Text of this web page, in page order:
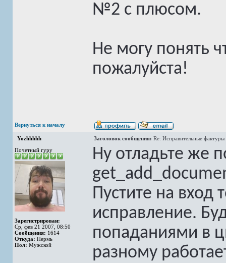
№2 с плюсом.
Не могу понять
пожалуйста!
Вернуться к началу
Yozhhhhh Заголовок сообщения: Re: Исправительные фактуры
Почетный гуру
Зарегистрирован:
Ср, фев 21 2007, 08:50
Сообщения: 1614
Откуда: Пермь
Пол: Мужской
Ну отладьте же
Пустите на вход
исправление.
попаданиями в
разному